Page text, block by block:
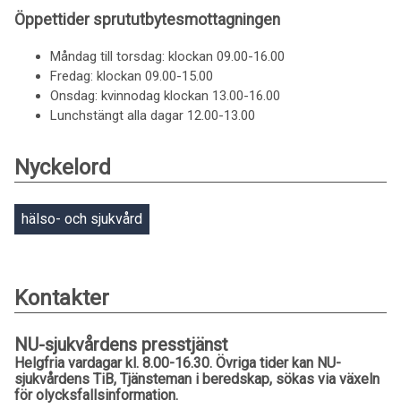
Öppettider sprututbytesmottagningen
Måndag till torsdag: klockan 09.00-16.00
Fredag: klockan 09.00-15.00
Onsdag: kvinnodag klockan 13.00-16.00
Lunchstängt alla dagar 12.00-13.00
Nyckelord
hälso- och sjukvård
Kontakter
NU-sjukvårdens presstjänst
Helgfria vardagar kl. 8.00-16.30. Övriga tider kan NU-
sjukvårdens TiB, Tjänsteman i beredskap, sökas via växeln
för olycksfallsinformation.